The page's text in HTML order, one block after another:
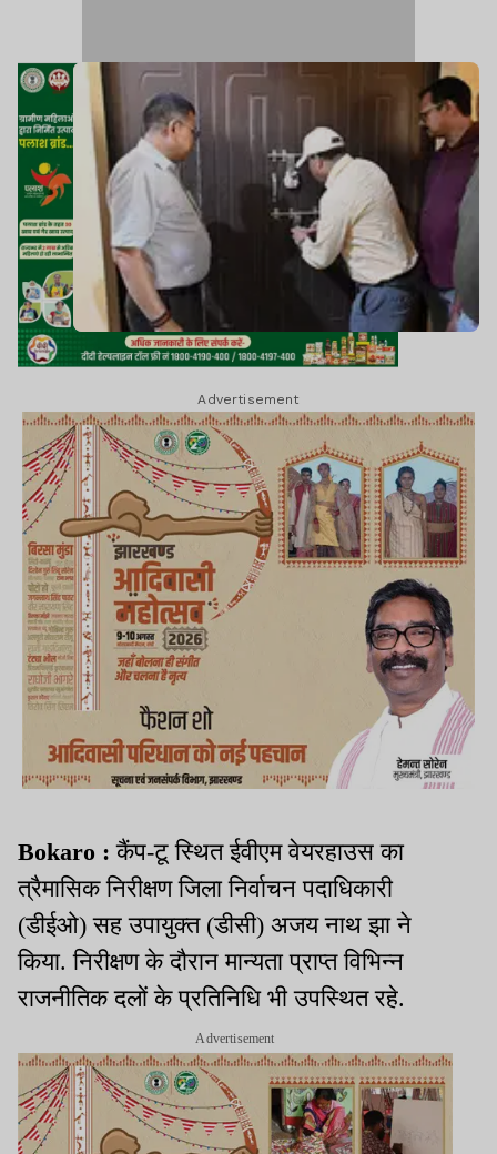
Advertisement
Bokaro :कैंप-टू स्थित ईवीएम वेयरहाउस का
त्रैमासिक निरीक्षण जिला निर्वाचन पदाधिकारी
(डीईओ) सह उपायुक्त (डीसी) अजय नाथ झा ने
किया. निरीक्षण के दौरान मान्यता प्राप्त विभिन्न
राजनीतिक दलों के प्रतिनिधि भी उपस्थित रहे.
Advertisement